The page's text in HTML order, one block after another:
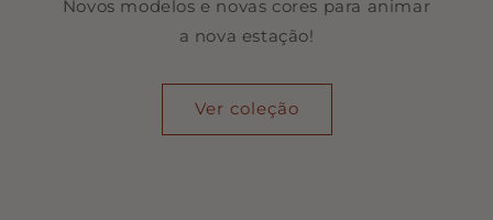
Novos modelos e novas cores para animar
a nova estação!
Ver coleção